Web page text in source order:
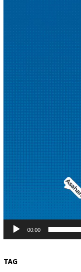
00:00
TAG